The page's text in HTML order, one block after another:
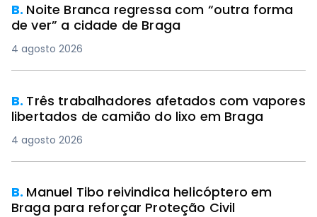
B. Noite Branca regressa com “outra forma
de ver” a cidade de Braga
4 agosto 2026
B. Três trabalhadores afetados com vapores
libertados de camião do lixo em Braga
4 agosto 2026
B. Manuel Tibo reivindica helicóptero em
Braga para reforçar Proteção Civil